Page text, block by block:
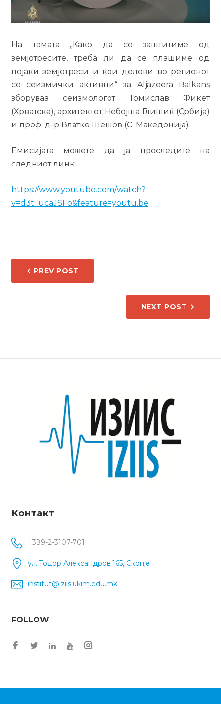
На темата „Како да се заштитиме од
земјотресите, треба ли да се плашиме од
појаки земјотреси и кои делови во регионот
се сеизмички активни“ за Aljazeera Balkans
зборуваа сеизмологот Томислав Фикет
(Хрватска), архитектот Небојша Глишиќ (Србија)
и проф. д-р Влатко Шешов (С. Македонија)
Емисијата можете да ја проследите на
следниот линк:
https://www.youtube.com/watch?
v=d3t_ucaJSFo&feature=youtu.be
НАВИГАЦИЈА
НА
PREV POST
NEXT POST
Контакт
+389-2-3107-701
ул. Тодор Александров 165, Скопје
institut@iziis.ukim.edu.mk
FOLLOW
Facebook
Twitter
Instagram